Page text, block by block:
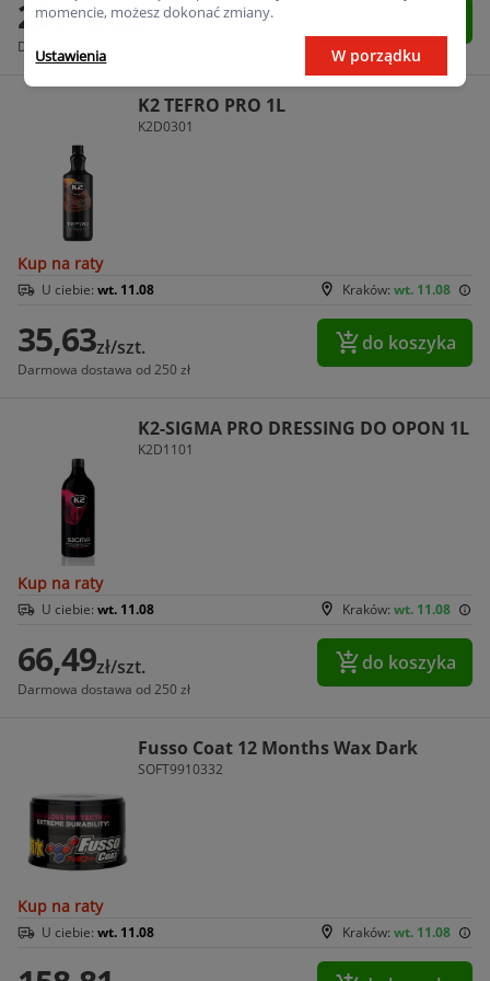
25,11zł/szt.
Darmowa dostawa od 250 zł
K2 TEFRO PRO 1L
K2D0301
Kup na raty
Kraków: wt. 11.08
U ciebie: wt. 11.08
35,63zł/szt.
Darmowa dostawa od 250 zł
do koszyka
K2-SIGMA PRO DRESSING DO OPON 1L
K2D1101
Kup na raty
Kraków: wt. 11.08
U ciebie: wt. 11.08
66,49zł/szt.
Darmowa dostawa od 250 zł
do koszyka
Fusso Coat 12 Months Wax Dark
SOFT9910332
Kup na raty
Kraków: wt. 11.08
U ciebie: wt. 11.08
momencie, możesz dokonać zmiany.
Ustawienia W porządku